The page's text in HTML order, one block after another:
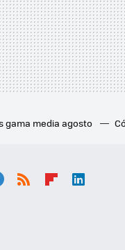
gama media agosto